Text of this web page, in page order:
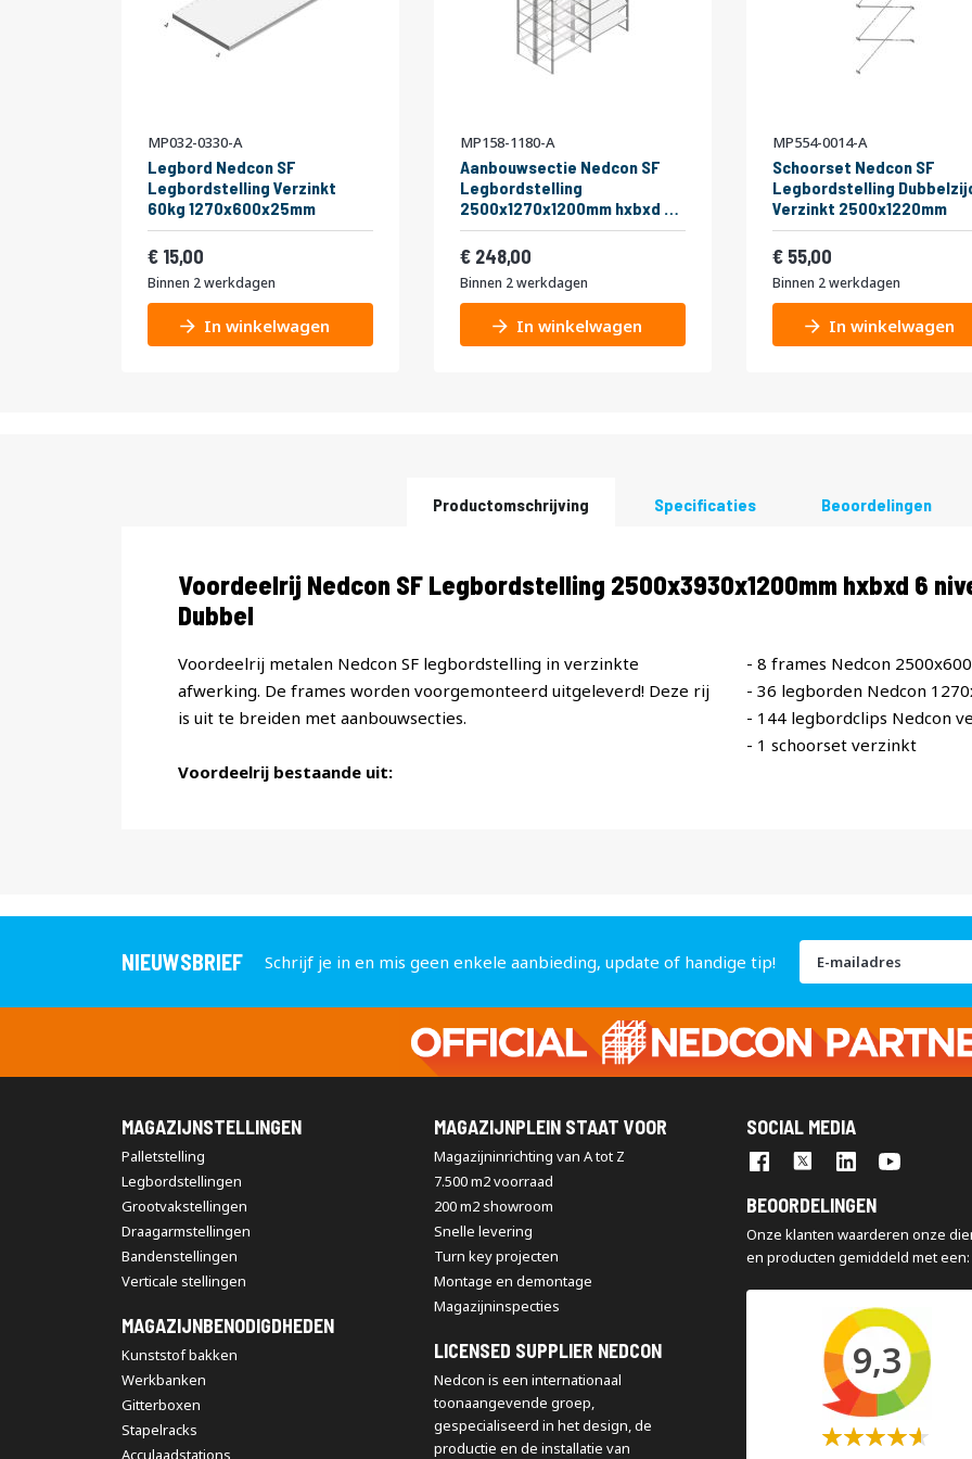
MP032-0330-A
Legbord Nedcon SF
Legbordstelling Verzinkt
60kg 1270x600x25mm
Vanaf
15,00
Binnen 2 werkdagen
In winkelwagen
MP158-1180-A
Aanbouwsectie Nedcon SF
Legbordstelling
2500x1270x1200mm hxbxd 6
niveaus Metaal Verzinkt 60kg
Dubbel
Vanaf
248,00
Binnen 2 werkdagen
In winkelwagen
MP554-0014-A
Schoorset Nedcon SF
Legbordstelling
Verzinkt 2500x1220mm
Vanaf
55,00
Binnen 2 werkdagen
In winkelwagen
Productomschrijving
Productomschrijving
Voordeelrij Nedcon SF Legbordstelling 2500x3930x1200mm hxbxd 6
Dubbel
Voordeelrij metalen Nedcon SF legbordstelling in verzinkte
afwerking. De frames worden voorgemonteerd uitgeleverd! Deze rij
is uit te breiden met aanbouwsecties.
Voordeelrij bestaande uit:
- 8 frames Nedcon
- 36 legborden Nedcon
- 144 legbordclips Nedcon
- 1 schoorset verzinkt
Specificaties Beoordelingen
NIEUWSBRIEF Schrijf je in en mis geen enkele aanbieding, update of handige tip!
Abonneer
op
onze
nieuwsbrief
MAGAZIJNSTELLINGEN
Palletstelling
Legbordstellingen
Grootvakstellingen
Draagarmstellingen
Bandenstellingen
Verticale stellingen
MAGAZIJNBENODIGDHEDEN
Kunststof bakken
Werkbanken
Gitterboxen
Stapelracks
Acculaadstations
MAGAZIJNPLEIN STAAT VOOR
Magazijninrichting van A tot Z
7.500 m2 voorraad
200 m2 showroom
Snelle levering
Turn key projecten
Montage en demontage
Magazijninspecties
LICENSED SUPPLIER NEDCON
Nedcon is een internationaal
toonaangevende groep,
gespecialiseerd in het design, de
productie en de installatie van
SOCIAL MEDIA
BEOORDELINGEN
Onze klanten waarderen onze
en producten gemiddeld met een:
9,3
Waardering: